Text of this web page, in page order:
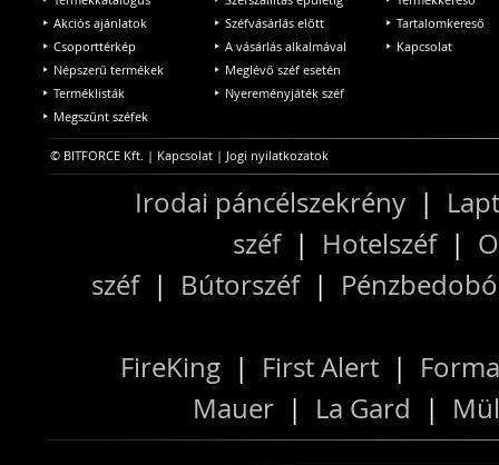
Akciós ajánlatok
Csoporttérkép
Népszerű termékek
Terméklisták
Megszűnt széfek
Széfvásárlás előtt
A vásárlás alkalmával
Meglévő széf esetén
Nyereményjáték széf
Tartalomkereső
Kapcsolat
© BITFORCE Kft. | Kapcsolat | Jogi nyilatkozatok
Irodai páncélszekrény |
széf| Hotelszéf|
széf| Bútorszéf|
FireKing | First Alert |
Mauer | La Gard |